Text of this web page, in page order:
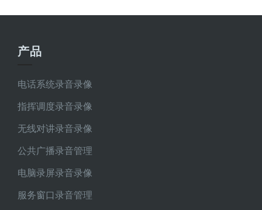
产品
电话系统录音录像
指挥调度录音录像
无线对讲录音录像
公共广播录音管理
电脑录屏录音录像
服务窗口录音管理